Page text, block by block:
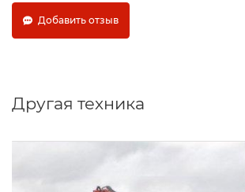
Добавить отзыв
Другая техника